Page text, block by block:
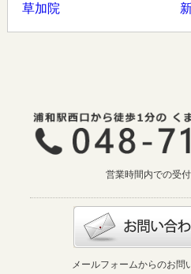
草加院
営業時間内での受付
メールフォームからのお問